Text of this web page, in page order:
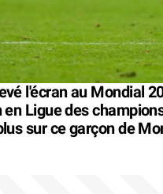
l'écran au Mondial
en Ligue des
sur ce garçon de